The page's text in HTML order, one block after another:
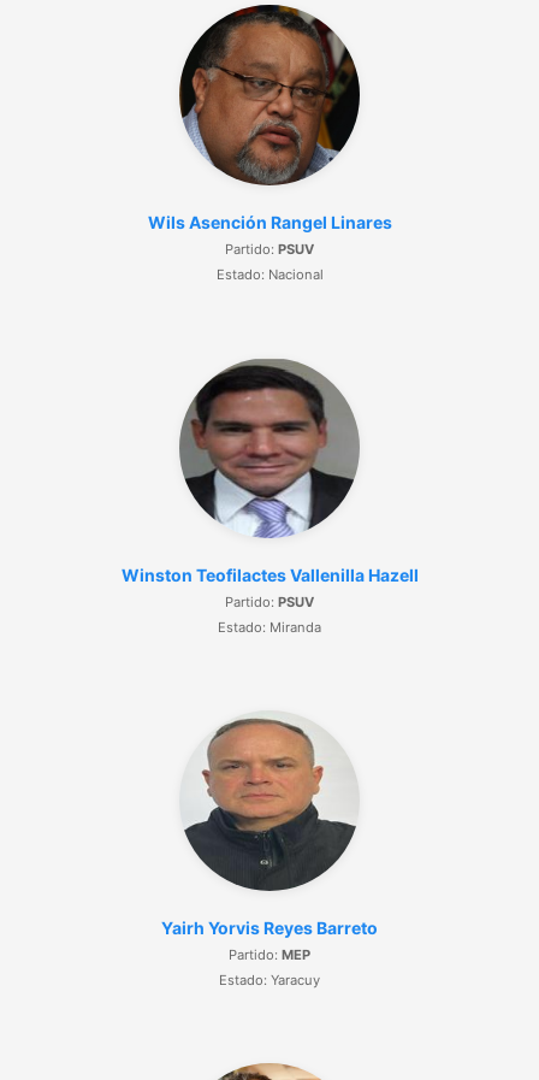
Wils Asención Rangel Linares
Partido: PSUV
Estado: Nacional
Winston Teofilactes Vallenilla Hazell
Partido: PSUV
Estado: Miranda
Yairh Yorvis Reyes Barreto
Partido: MEP
Estado: Yaracuy